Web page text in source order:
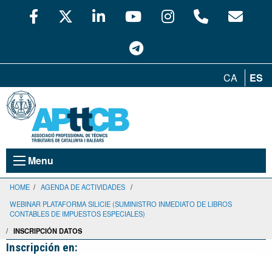
CA ES
Menu
HOME / AGENDA DE ACTIVIDADES /
WEBINAR PLATAFORMA SILICIE (SUMINISTRO INMEDIATO DE LIBROS
CONTABLES DE IMPUESTOS ESPECIALES)
/ INSCRIPCIÓN DATOS
Inscripción en: